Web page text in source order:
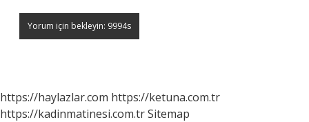
https://haylazlar.com https://ketuna.com.tr
https://kadinmatinesi.com.trSitemap